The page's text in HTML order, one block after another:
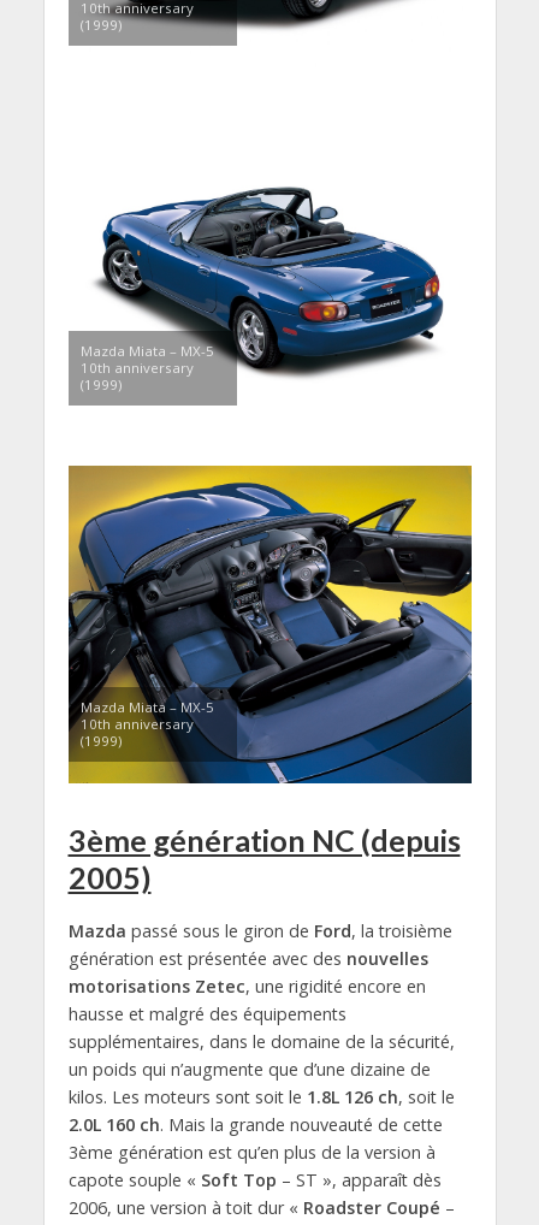
10th anniversary
(1999)
Mazda Miata – MX-5
10th anniversary
(1999)
Mazda Miata – MX-5
10th anniversary
(1999)
3ème génération NC (depuis
2005)
Mazda passé sous le giron de Ford, la troisième
génération est présentée avec des nouvelles
motorisations Zetec, une rigidité encore en
hausse et malgré des équipements
supplémentaires, dans le domaine de la sécurité,
un poids qui n’augmente que d’une dizaine de
kilos. Les moteurs sont soit le 1.8L 126 ch, soit le
2.0L 160 ch. Mais la grande nouveauté de cette
3ème génération est qu’en plus de la version à
capote souple « Soft Top – ST », apparaît dès
2006, une version à toit dur « Roadster Coupé –